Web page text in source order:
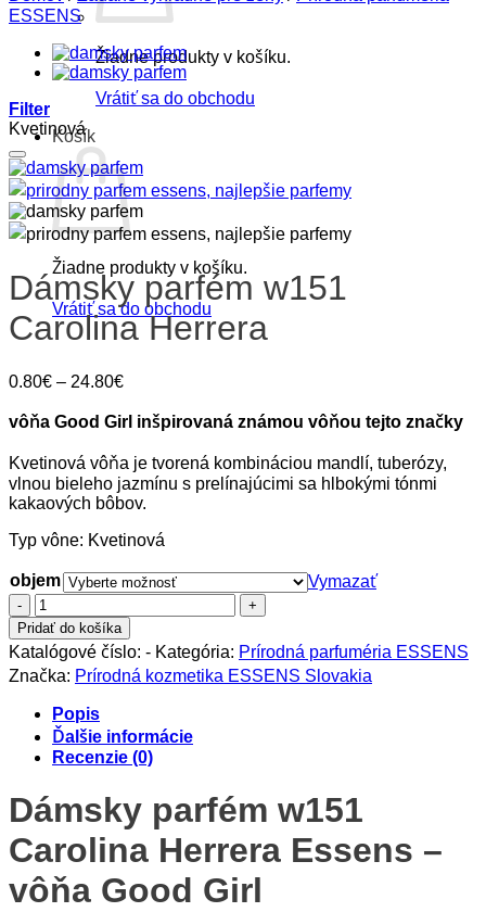
Žiadne produkty v košíku.
Vrátiť sa do obchodu
Košík
Žiadne produkty v košíku.
Vrátiť sa do obchodu
ESSENS
Filter
Kvetinová
Dámsky parfém w151
Carolina Herrera
0.80€ – 24.80€Price
0.80€
24.80€
vôňa Good Girl inšpirovaná známou vôňou tejto značky
Kvetinová vôňa je tvorená kombináciou mandlí, tuberózy,
vlnou bieleho jazmínu s prelínajúcimi sa hlbokými tónmi
kakaových bôbov.
Typ vône: Kvetinová
objem
Vymazať
množstvo
Dámsky
parfém
w151
Carolina
Herrera
Pridať do košíka
Katalógové číslo: - Kategória: Prírodná parfuméria ESSENS
Značka: Prírodná kozmetika ESSENS Slovakia
Popis
Ďalšie informácie
Recenzie (0)
Dámsky parfém w151
Carolina Herrera Essens –
vôňa Good Girl